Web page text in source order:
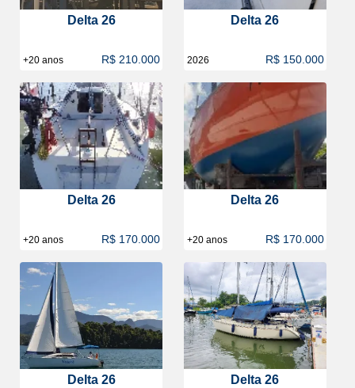
Delta 26
+20 anos R$ 210.000
Delta 26
2026 R$ 150.000
Delta 26
+20 anos R$ 170.000
Delta 26
+20 anos R$ 170.000
Delta 26 Delta 26